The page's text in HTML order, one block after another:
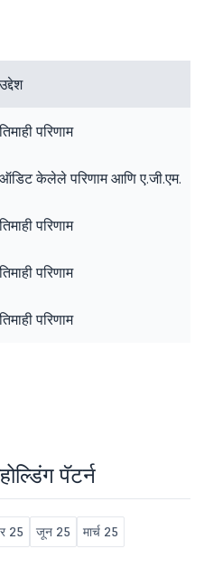
उद्देश
तिमाही परिणाम
ऑडिट केलेले परिणाम आणि ए.जी.एम.
तिमाही परिणाम
तिमाही परिणाम
तिमाही परिणाम
पॅटर्न
25 जून 25 मार्च 25